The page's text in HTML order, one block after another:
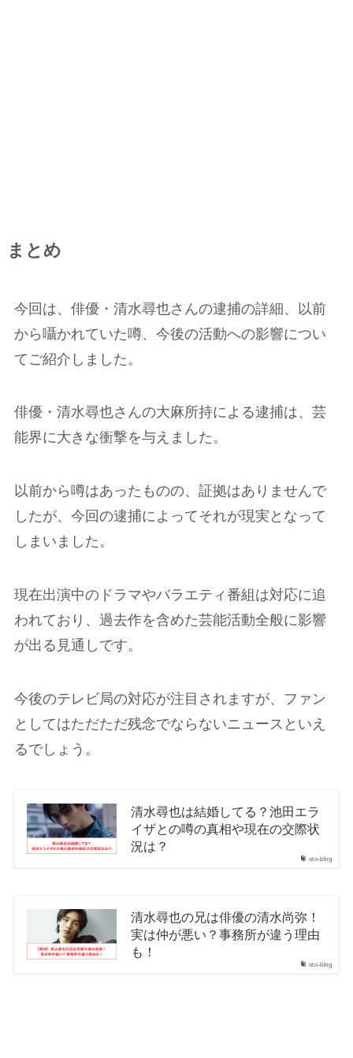
まとめ
今回は、俳優・清水尋也さんの逮捕の詳細、以前
から囁かれていた噂、今後の活動への影響につい
てご紹介しました。
俳優・清水尋也さんの大麻所持による逮捕は、芸
能界に大きな衝撃を与えました。
以前から噂はあったものの、証拠はありませんで
したが、今回の逮捕によってそれが現実となって
しまいました。
現在出演中のドラマやバラエティ番組は対応に追
われており、過去作を含めた芸能活動全般に影響
が出る見通しです。
今後のテレビ局の対応が注目されますが、ファン
としてはただただ残念でならないニュースといえ
るでしょう。
oto-blog
清水尋也は結婚してる？池田エラ
イザとの噂の真相や現在の交際状
況は？
oto-blog
清水尋也の兄は俳優の清水尚弥！
実は仲が悪い？事務所が違う理由
も！